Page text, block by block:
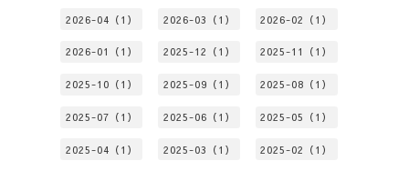
2026-04（1） 2026-03（1） 2026-02（1）
2026-01（1） 2025-12（1） 2025-11（1）
2025-10（1） 2025-09（1） 2025-08（1）
2025-07（1） 2025-06（1） 2025-05（1）
2025-04（1） 2025-03（1） 2025-02（1）